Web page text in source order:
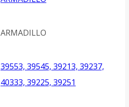
ARMADILLO
39553, 39545, 39213, 39237,
40333, 39225, 39251